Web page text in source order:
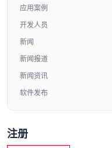
应用案例
开发人员
新闻
新闻报道
新闻资讯
软件发布
注册